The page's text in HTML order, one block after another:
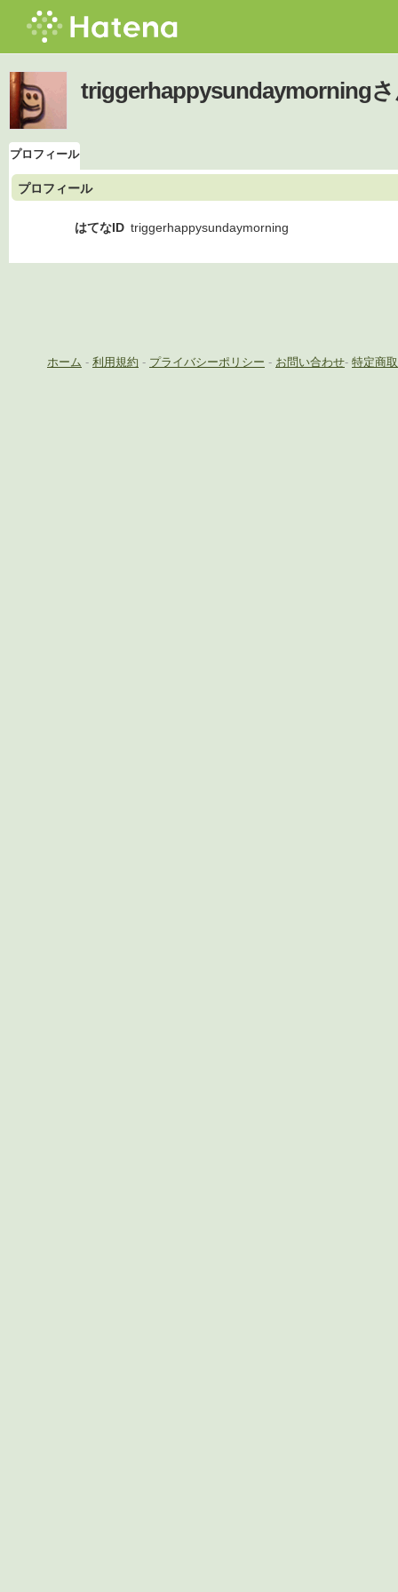
triggerhappysundaymorning
プロフィール
プロフィール
はてなID triggerhappysundaymorning
ホーム - 利用規約 - プライバシーポリシー - お問い合わせ- 特定商